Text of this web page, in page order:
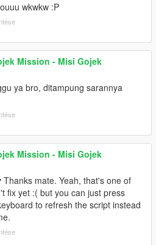
wkwkw :P
Mission - Misi Gojek
ya bro, ditampung sarannya
Mission - Misi Gojek
Thanks mate. Yeah, that's one of
fix yet :( but you can just press
to refresh the script instead